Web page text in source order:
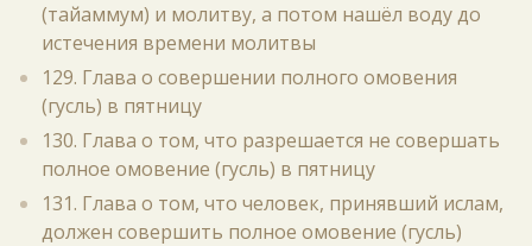
(тайаммум) и молитву, а потом нашёл воду до
истечения времени молитвы
129. Глава о совершении полного омовения
(гусль) в пятницу
130. Глава о том, что разрешается не совершать
полное омовение (гусль) в пятницу
131. Глава о том, что человек, принявший ислам,
должен совершить полное омовение (гусль)